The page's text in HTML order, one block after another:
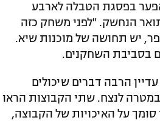
בפסגת הטבלה לארבע
הנחשק. "לפני משחק כזה
יש תחושה של מוכנות שיא.
בסביבת השחקנים.
הרבה דברים שיכולים
לנצח. שתי הקבוצות הראו
סומך על האיכויות של הקבוצה,